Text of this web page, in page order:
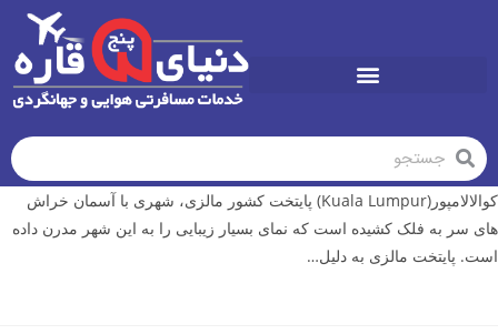
کوالالامپور(Kuala Lumpur) پایتخت کشور مالزی، شهری با آسمان خراش
های سر به فلک کشیده است که نمای بسیار زیبایی را به این شهر مدرن داده
است. پایتخت مالزی به دلیل…